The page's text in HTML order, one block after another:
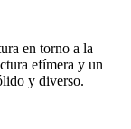
en torno a la
efímera y un
y diverso.